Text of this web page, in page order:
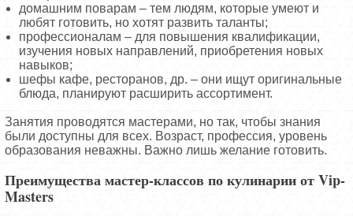
домашним поварам – тем людям, которые умеют и
любят готовить, но хотят развить таланты;
профессионалам – для повышения квалификации,
изучения новых направлений, приобретения новых
навыков;
шефы кафе, ресторанов, др. – они ищут оригинальные
блюда, планируют расширить ассортимент.
Занятия проводятся мастерами, но так, чтобы знания
были доступны для всех. Возраст, профессия, уровень
образования неважны. Важно лишь желание готовить.
Преимущества мастер-классов по кулинарии от Vip-
Masters